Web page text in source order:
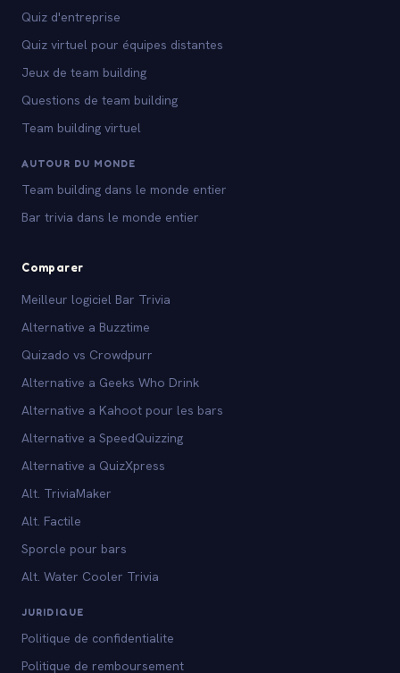
Quiz d'entreprise
Quiz virtuel pour équipes distantes
Jeux de team building
Questions de team building
Team building virtuel
AUTOUR DU MONDE
Team building dans le monde entier
Bar trivia dans le monde entier
Comparer
Meilleur logiciel Bar Trivia
Alternative a Buzztime
Quizado vs Crowdpurr
Alternative a Geeks Who Drink
Alternative a Kahoot pour les bars
Alternative a SpeedQuizzing
Alternative a QuizXpress
Alt. TriviaMaker
Alt. Factile
Sporcle pour bars
Alt. Water Cooler Trivia
JURIDIQUE
Politique de confidentialite
Politique de remboursement